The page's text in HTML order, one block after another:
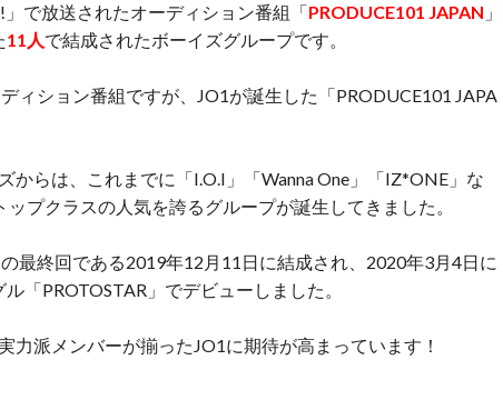
で放送されたオーディション番組「PRODUCE101 JAPAN 」
11人で結成されたボーイズグループです。
ィション番組ですが、JO1が誕生した「PRODUCE101 JAPA
からは、これまでに「I.O.I」「Wanna One」「IZ*ONE」な
プクラスの人気を誇るグループが誕生してきました。
最終回である2019年12月11日に結成され、2020年3月4日に
「PROTOSTAR」でデビューしました。
力派メンバーが揃ったJO1に期待が高まっています！